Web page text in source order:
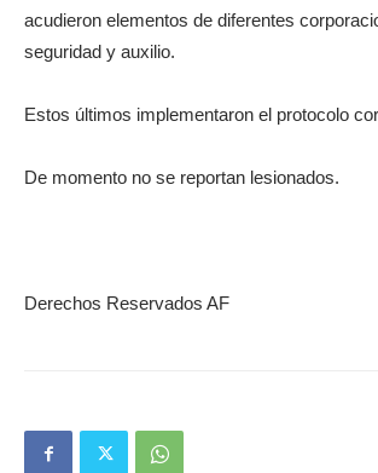
acudieron elementos de diferentes
seguridad y auxilio.
Estos últimos implementaron el protocolo
De momento no se reportan lesionados.
Derechos Reservados AF